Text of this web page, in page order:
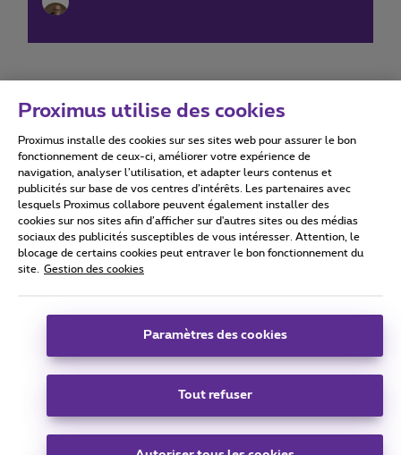
Conditions d'utilisation Accessibility statement
Tous droits réservés. © 2026
Conditions générales, info consommateur
Coordonnées de l’entreprise
Boulevard du Roi Albert II 27 - B-1030 Bruxelles.
Carrier & Wholesale Solutions
Proximus utilise des cookies
Proximus installe des cookies sur ses sites web pour assurer le bon
fonctionnement de ceux-ci, améliorer votre expérience de
navigation, analyser l’utilisation, et adapter leurs contenus et
publicités sur base de vos centres d’intérêts. Les partenaires avec
lesquels Proximus collabore peuvent également installer des
cookies sur nos sites afin d’afficher sur d'autres sites ou des médias
sociaux des publicités susceptibles de vous intéresser. Attention, le
blocage de certains cookies peut entraver le bon fonctionnement du
site.
Gestion des cookies
Paramètres des cookies
Tout refuser